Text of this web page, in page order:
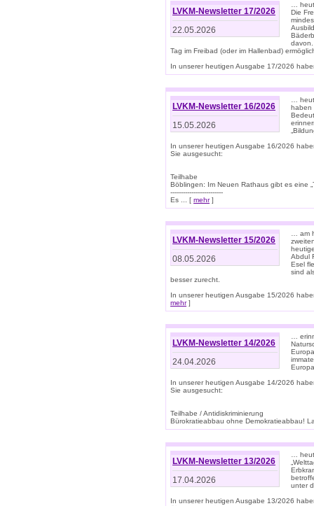
LVKM-Newsletter 17/2026
22.05.2026
…
Die
davon.
Tag im Freibad (oder im Hallenbad)
In unserer heutigen Ausgabe 17/2026
LVKM-Newsletter 16/2026
15.05.2026
…
haben
In unserer heutigen Ausgabe 16/2026
Sie ausgesucht:
Teilhabe
Böblingen: Im Neuen Rathaus gibt es eine
-------------------------
Es ... [ mehr]
LVKM-Newsletter 15/2026
08.05.2026
… am
Abdul
Esel
sind
besser zurecht.
In unserer heutigen Ausgabe 15/2026
mehr]
LVKM-Newsletter 14/2026
24.04.2026
…
In unserer heutigen Ausgabe 14/2026
Sie ausgesucht:
Teilhabe / Antidiskriminierung
Bürokratieabbau ohne Demokratieabbau!
LVKM-Newsletter 13/2026
17.04.2026
…
unter
In unserer heutigen Ausgabe 13/2026